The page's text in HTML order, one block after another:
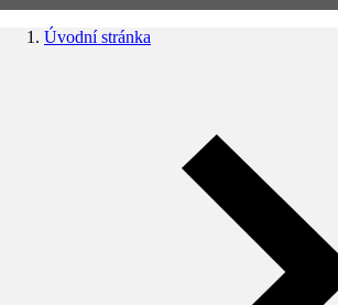
Úvodní stránka